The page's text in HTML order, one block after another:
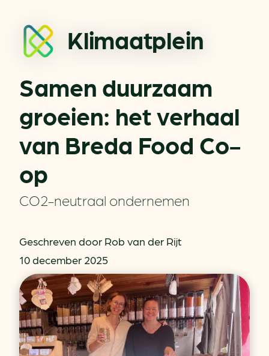
Klimaatplein
Samen duurzaam
groeien: het verhaal
van Breda Food Co-
op
CO2-neutraal ondernemen
Geschreven door Rob van der Rijt
10 december 2025